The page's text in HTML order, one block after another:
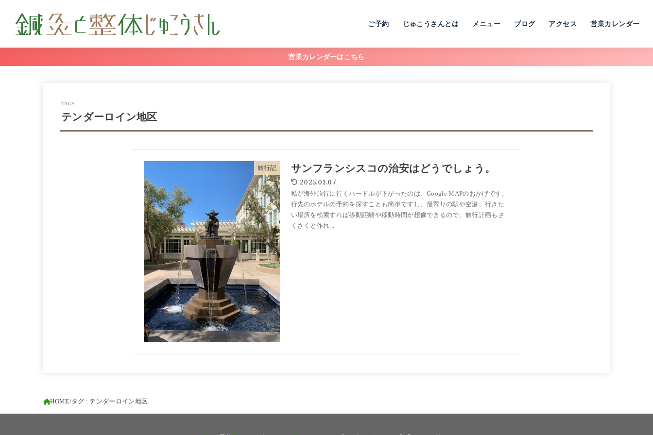
ご予約 じゅこうさんとは メニュー ブログ アクセス 営業カレンダー
営業カレンダーはこちら
テンダーロイン地区
旅行記 サンフランシスコの治安はどうでしょう。
2025.01.07
私が海外旅行に行くハードルが下がったのは、Google MAPのおかげです。
行先のホテルの予約を探すことも簡単ですし、最寄りの駅や空港、行きた
い場所を検索すれば移動距離や移動時間が想像できるので、旅行計画もさ
くさくと作れ...
HOME タグ : テンダーロイン地区